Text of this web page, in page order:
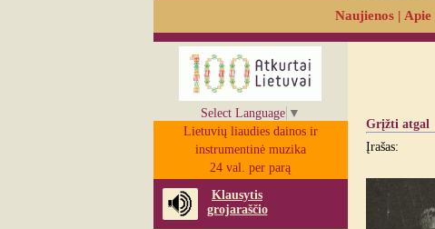
Naujienos| Apie
Select Language ▼
Lietuvių liaudies dainos ir
instrumentinė muzika
24 val. per parą
Klausytis
grojaraščio
Grįžti atgal
Įrašas: